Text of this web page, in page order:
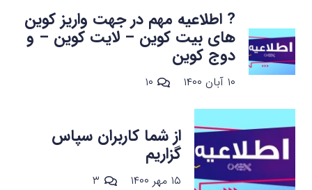
? اطلاعیه مهم در جهت واریز کوین
های بیت کوین – لایت کوین – و
دوج کوین
۱۰ آبان ۱۴۰۰ ۱۰
از شما کاربران سپاس
گزاریم
۱۵ مهر ۱۴۰۰ ۳دیدگاه